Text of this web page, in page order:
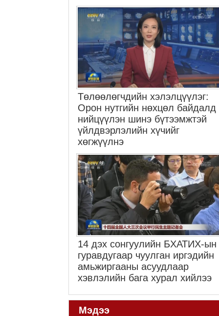
Төлөөлөгчдийн хэлэлцүүлэг:
Орон нутгийн нөхцөл байдалд
нийцүүлэн шинэ бүтээмжтэй
үйлдвэрлэлийн хүчийг
хөгжүүлнэ
14 дэх сонгуулийн БХАТИХ-ын
гуравдугаар чуулган иргэдийн
амьжиргааны асуудлаар
хэвлэлийн бага хурал хийлээ
Мэдээ